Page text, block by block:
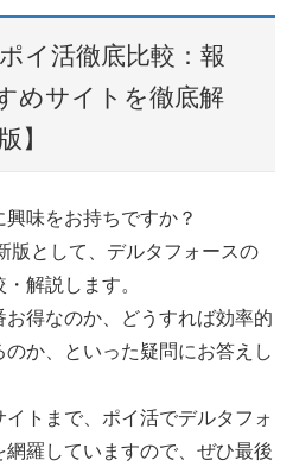
イ活徹底比較：報
めサイトを徹底解
】
味をお持ちですか？
版として、デルタフォースの
解説します。
得なのか、どうすれば効率的
か、といった疑問にお答えし
トまで、ポイ活でデルタフォ
羅していますので、ぜひ最後